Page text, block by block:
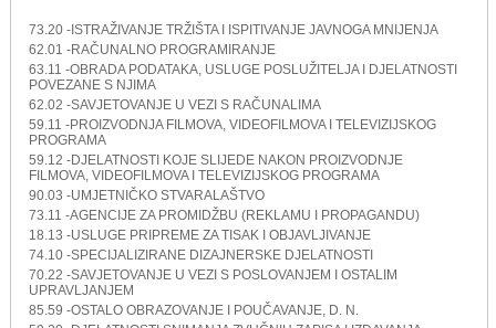
73.20 -ISTRAŽIVANJE TRŽIŠTA I ISPITIVANJE JAVNOGA MNIJENJA
62.01 -RAČUNALNO PROGRAMIRANJE
63.11 -OBRADA PODATAKA, USLUGE POSLUŽITELJA I DJELATNOSTI
POVEZANE S NJIMA
62.02 -SAVJETOVANJE U VEZI S RAČUNALIMA
59.11 -PROIZVODNJA FILMOVA, VIDEOFILMOVA I TELEVIZIJSKOG
PROGRAMA
59.12 -DJELATNOSTI KOJE SLIJEDE NAKON PROIZVODNJE
FILMOVA, VIDEOFILMOVA I TELEVIZIJSKOG PROGRAMA
90.03 -UMJETNIČKO STVARALAŠTVO
73.11 -AGENCIJE ZA PROMIDŽBU (REKLAMU I PROPAGANDU)
18.13 -USLUGE PRIPREME ZA TISAK I OBJAVLJIVANJE
74.10 -SPECIJALIZIRANE DIZAJNERSKE DJELATNOSTI
70.22 -SAVJETOVANJE U VEZI S POSLOVANJEM I OSTALIM
UPRAVLJANJEM
85.59 -OSTALO OBRAZOVANJE I POUČAVANJE, D. N.